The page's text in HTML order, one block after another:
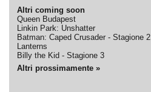
Altri coming soon
Queen Budapest
Linkin Park: Unshatter
Batman: Caped Crusader - Stagione 2
Lanterns
Billy the Kid - Stagione 3
Altri prossimamente »